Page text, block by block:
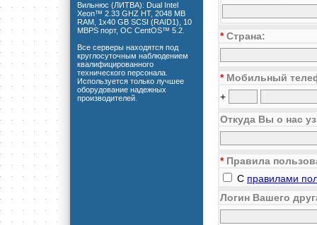
*Страна:
*Мобильный
+
Откуда Вы о нас
*Правила
С правилами
Логин Вашего
Вильнюс (ЛИТВА): Dual Intel
Xeon™ 2.33 GHZ HT, 2048 MB
RAM, 1x40 GB SCSI (RAID1), 10
MBPS порт, ОС CentOS™ 5.2.
Все серверы находятся под
круглосуточным наблюдением
квалифицированного
технического персонала.
Используется только лучшее
оборудование надежных
производителей.